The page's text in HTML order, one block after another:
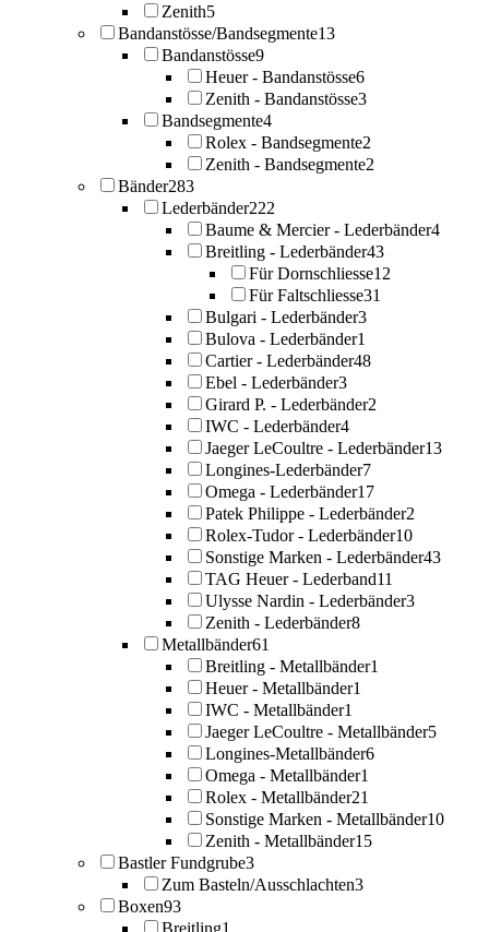
Zenith5
Bandanstösse/Bandsegmente13
Bandanstösse9
Heuer - Bandanstösse6
Zenith - Bandanstösse3
Bandsegmente4
Rolex - Bandsegmente2
Zenith - Bandsegmente2
Bänder283
Lederbänder222
Baume & Mercier - Lederbänder4
Breitling - Lederbänder43
Für Dornschliesse12
Für Faltschliesse31
Bulgari - Lederbänder3
Bulova - Lederbänder1
Cartier - Lederbänder48
Ebel - Lederbänder3
Girard P. - Lederbänder2
IWC - Lederbänder4
Jaeger LeCoultre - Lederbänder13
Longines-Lederbänder7
Omega - Lederbänder17
Patek Philippe - Lederbänder2
Rolex-Tudor - Lederbänder10
Sonstige Marken - Lederbänder43
TAG Heuer - Lederband11
Ulysse Nardin - Lederbänder3
Zenith - Lederbänder8
Metallbänder61
Breitling - Metallbänder1
Heuer - Metallbänder1
IWC - Metallbänder1
Jaeger LeCoultre - Metallbänder5
Longines-Metallbänder6
Omega - Metallbänder1
Rolex - Metallbänder21
Sonstige Marken - Metallbänder10
Zenith - Metallbänder15
Bastler Fundgrube3
Zum Basteln/Ausschlachten3
Boxen93
Breitling1